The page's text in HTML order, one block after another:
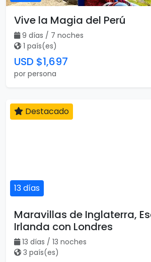
Vive la Magia del Perú
9 días / 7 noches
1 país(es)
USD $1,697
por persona
13 días
Destacado
Maravillas de Inglaterra,
Irlanda con Londres
13 días / 13 noches
3 país(es)